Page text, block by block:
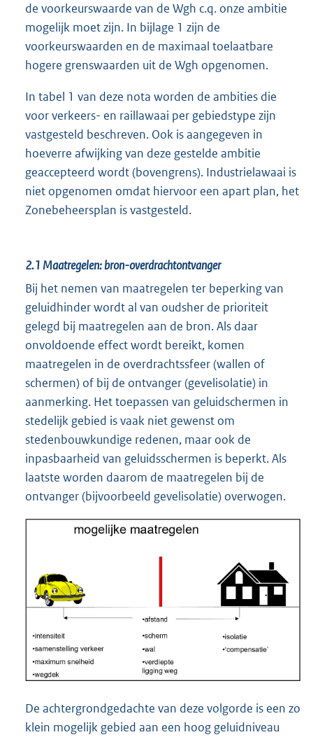
de voorkeurswaarde van de Wgh c.q. onze ambitie
mogelijk moet zijn. In bijlage 1 zijn de
voorkeurswaarden en de maximaal toelaatbare
hogere grenswaarden uit de Wgh opgenomen.
In tabel 1 van deze nota worden de ambities die
voor verkeers- en raillawaai per gebiedstype zijn
vastgesteld beschreven. Ook is aangegeven in
hoeverre afwijking van deze gestelde ambitie
geaccepteerd wordt (bovengrens). Industrielawaai is
niet opgenomen omdat hiervoor een apart plan, het
Zonebeheersplan is vastgesteld.
2.1Maatregelen: bron-overdrachtontvanger
Bij het nemen van maatregelen ter beperking van
geluidhinder wordt al van oudsher de prioriteit
gelegd bij maatregelen aan de bron. Als daar
onvoldoende effect wordt bereikt, komen
maatregelen in de overdrachtssfeer (wallen of
schermen) of bij de ontvanger (gevelisolatie) in
aanmerking. Het toepassen van geluidschermen in
stedelijk gebied is vaak niet gewenst om
stedenbouwkundige redenen, maar ook de
inpasbaarheid van geluidsschermen is beperkt. Als
laatste worden daarom de maatregelen bij de
ontvanger (bijvoorbeeld gevelisolatie) overwogen.
De achtergrondgedachte van deze volgorde is een zo
klein mogelijk gebied aan een hoog geluidniveau